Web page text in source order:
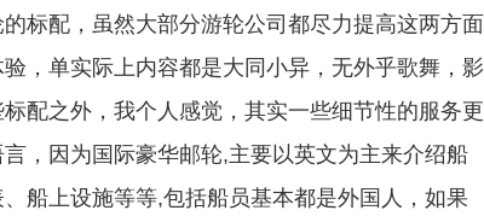
标配，虽然大部分游轮公司都尽力提高这两方面
，单实际上内容都是大同小异，无外乎歌舞，影
配之外，我个人感觉，其实一些细节性的服务更
，因为国际豪华邮轮,主要以英文为主来介绍船
船上设施等等,包括船员基本都是外国人，如果